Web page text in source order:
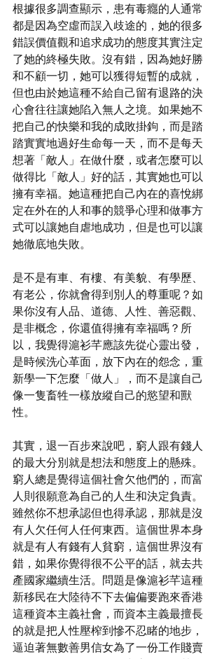
根據很多調查顯示，患有毒癮的人通常
都是因為空虛而誤入歧途的，她的很多
錯誤價值觀和追求成功的態度其實注定
了她的終極失敗。沒有錯，因為她好勝
和不顧一切，她可以獲得短暫的成就，
但也由於她這種不給自己留有退路的決
心會往往讓她陷入無人之境。如果她不
把自己的快樂和我的成敗掛鉤，而是踏
踏實實地過好生命每一天，而不是每天
想著「敵人」在做什麼，或者怎麼可以
做得比「敵人」好的話，其實她也可以
擁有幸福。她這種把自己內在的喜悅綁
定在外在的人和事的競爭心理和做事方
式可以讓她自虐地成功，但是也可以讓
她徹底地失敗。
是不是有車、有樓、有美貌、有學歷、
有老公，你就會得到別人的尊重呢？如
果你沒有人品、道德、人性、善惡觀、
是非概念，你還值得擁有幸福嗎？所
以，我覺得滬衫芊應該先從心靈出發，
是時候洗心革面，放下內在的怨念，重
新學一下怎麼「做人」，而不是讓自己
像一隻畜牲一樣放縱自己的慾望和獸
性。
其實，退一百步來說吧，窮人跟有錢人
的最大分別就是想法和態度上的懸殊。
窮人總是覺得這個社會欠他們的，而富
人則很願意為自己的人生和決定負責。
雖然你不想承認但也得承認，那就是沒
有人欠任何人任何東西。這個世界本身
就是有人有錢有人貧窮，這個世界沒有
錯，如果你覺得很不公平的話，就去共
產國家繼續生活。問題是像滬衫芊這種
新移民在大陸待不下去偏偏要跑來香港
這種資本主義社會，而資本主義最擅長
的就是把人性壓榨到慘不忍睹的地步，
逼迫著無數善男信女為了一份工作賤賣